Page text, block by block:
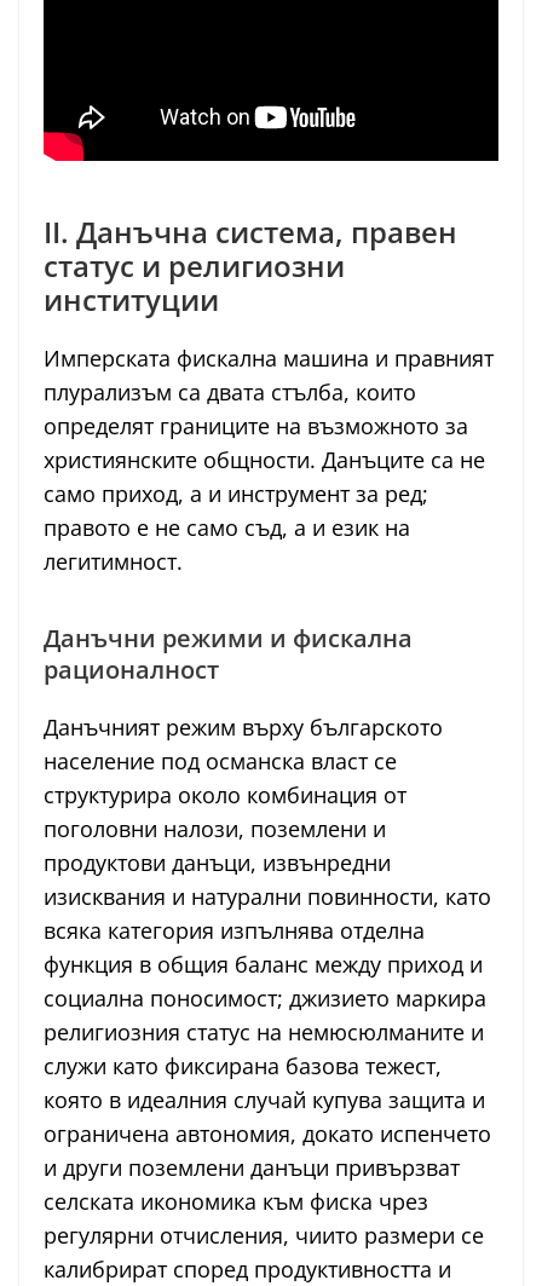
II. Данъчна система, правен
статус и религиозни
институции
Имперската фискална машина и правният
плурализъм са двата стълба, които
определят границите на възможното за
християнските общности. Данъците са не
само приход, а и инструмент за ред;
правото е не само съд, а и език на
легитимност.
Данъчни режими и фискална
рационалност
Данъчният режим върху българското
население под османска власт се
структурира около комбинация от
поголовни налози, поземлени и
продуктови данъци, извънредни
изисквания и натурални повинности, като
всяка категория изпълнява отделна
функция в общия баланс между приход и
социална поносимост; джизието маркира
религиозния статус на немюсюлманите и
служи като фиксирана базова тежест,
която в идеалния случай купува защита и
ограничена автономия, докато испенчето
и други поземлени данъци привързват
селската икономика към фиска чрез
регулярни отчисления, чиито размери се
калибрират според продуктивността и